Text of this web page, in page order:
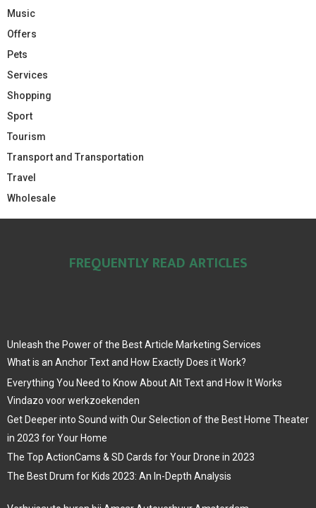
Music
Offers
Pets
Services
Shopping
Sport
Tourism
Transport and Transportation
Travel
Wholesale
FREQUENTLY READ ARTICLES
Unleash the Power of the Best Article Marketing Services
What is an Anchor Text and How Exactly Does it Work?
Everything You Need to Know About Alt Text and How It Works
Vindazo voor werkzoekenden
Get Deeper into Sound with Our Selection of the Best Home Theater
in 2023 for Your Home
The Top ActionCams & SD Cards for Your Drone in 2023
The Best Drum for Kids 2023: An In-Depth Analysis